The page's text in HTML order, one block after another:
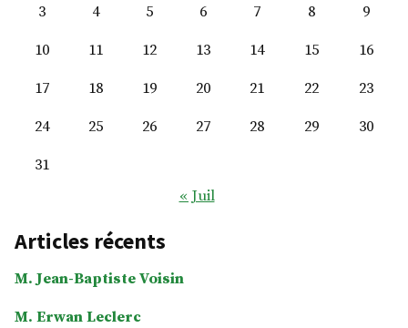
3
4 5 6 7 8
9
10
11 12 13 14 15
16
17
18 19 20 21 22
23
24
25 26 27 28 29
30
31
« Juil
Articles récents
M. Jean-Baptiste Voisin
M. Erwan Leclerc